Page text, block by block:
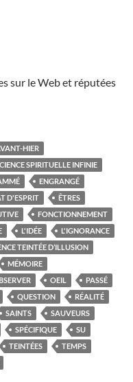
sur le Web et réputées
HIER
SPIRITUELLE INFINIE
ENGRANGÉ
D'ESPRIT
ÊTRES
FONCTIONNEMENT
L'IDÉE
L'IGNORANCE
TEINTÉE D’ILLUSION
MÉMOIRE
OEIL
PASSÉ
QUESTION
RÉALITÉ
SAINTS
SAUVEURS
SPÉCIFIQUE
SU
TEINTÉES
TEMPS